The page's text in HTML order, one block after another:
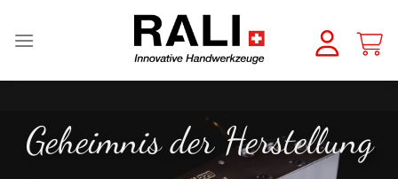
Inhalt
Geheimnis der Herstellung